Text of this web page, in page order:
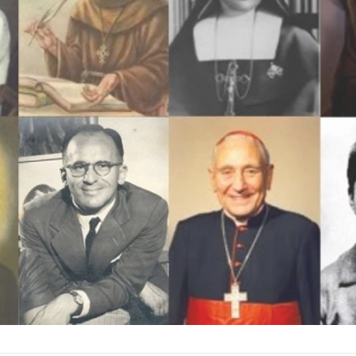
Ver Biografï¿½a y Noticias
Ver Biografï¿½a y